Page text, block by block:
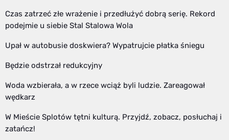
Czas zatrzeć złe wrażenie i przedłużyć dobrą serię. Rekord
podejmie u siebie Stal Stalowa Wola
Upał w autobusie doskwiera? Wypatrujcie płatka śniegu
Będzie odstrzał redukcyjny
Woda wzbierała, a w rzece wciąż byli ludzie. Zareagował
wędkarz
W Mieście Splotów tętni kulturą. Przyjdź, zobacz, posłuchaj i
zatańcz!